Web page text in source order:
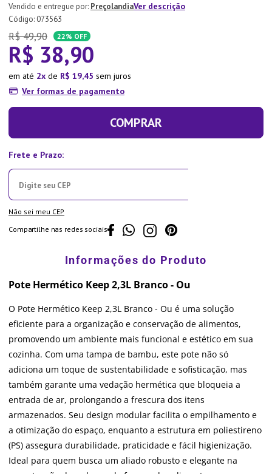
PreçolandiaVer descrição
: 073563
R$ 49,90 22% OFF
R$ 38,90
em até 2 de R$ 19,45 sem juros
Ver formas de pagamento
COMPRAR
Não sei meu CEP
Compartilhe nas redes sociais
Pote Hermético Keep 2,3L Branco - Ou
O Pote Hermético Keep 2,3L Branco - Ou é uma solução
eficiente para a organização e conservação de alimentos,
promovendo um ambiente mais funcional e estético em sua
cozinha. Com uma tampa de bambu, este pote não só
adiciona um toque de sustentabilidade e sofisticação, mas
também garante uma vedação hermética que bloqueia a
entrada de ar, prolongando a frescura dos itens
armazenados. Seu design modular facilita o empilhamento e
a otimização do espaço, enquanto a estrutura em poliestireno
(PS) assegura durabilidade, praticidade e fácil higienização.
Ideal para quem busca um aliado robusto e elegante na